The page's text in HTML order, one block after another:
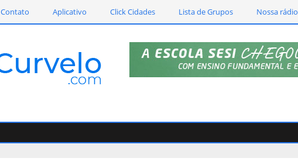
Contato Aplicativo Click Cidades Lista de Grupos Nossa rádio